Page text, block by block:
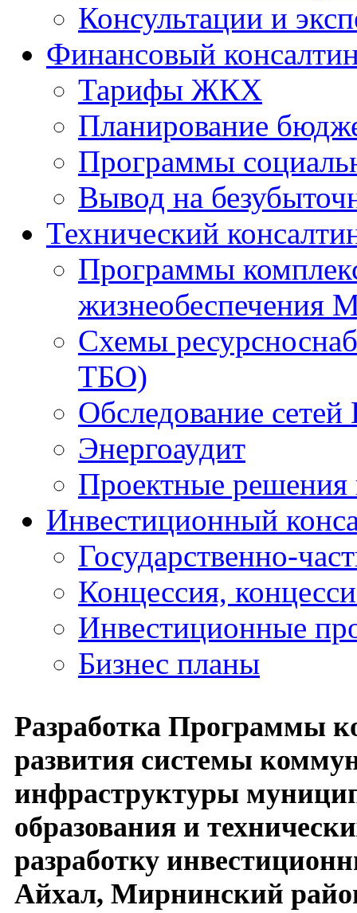
Консультации и
Финансовый
Тарифы ЖКХ
Планирование
Программы
Вывод на
Технический
Программы
жизнеобеспечения
Схемы
ТБО)
Обследование
Энергоаудит
Проектные решения
Инвестиционный
Государственно-
Концессия,
Инвестиционные
Бизнес планы
Разработка Программы
развития системы
инфраструктуры
образования и
разработку
Айхал, Мирнинский